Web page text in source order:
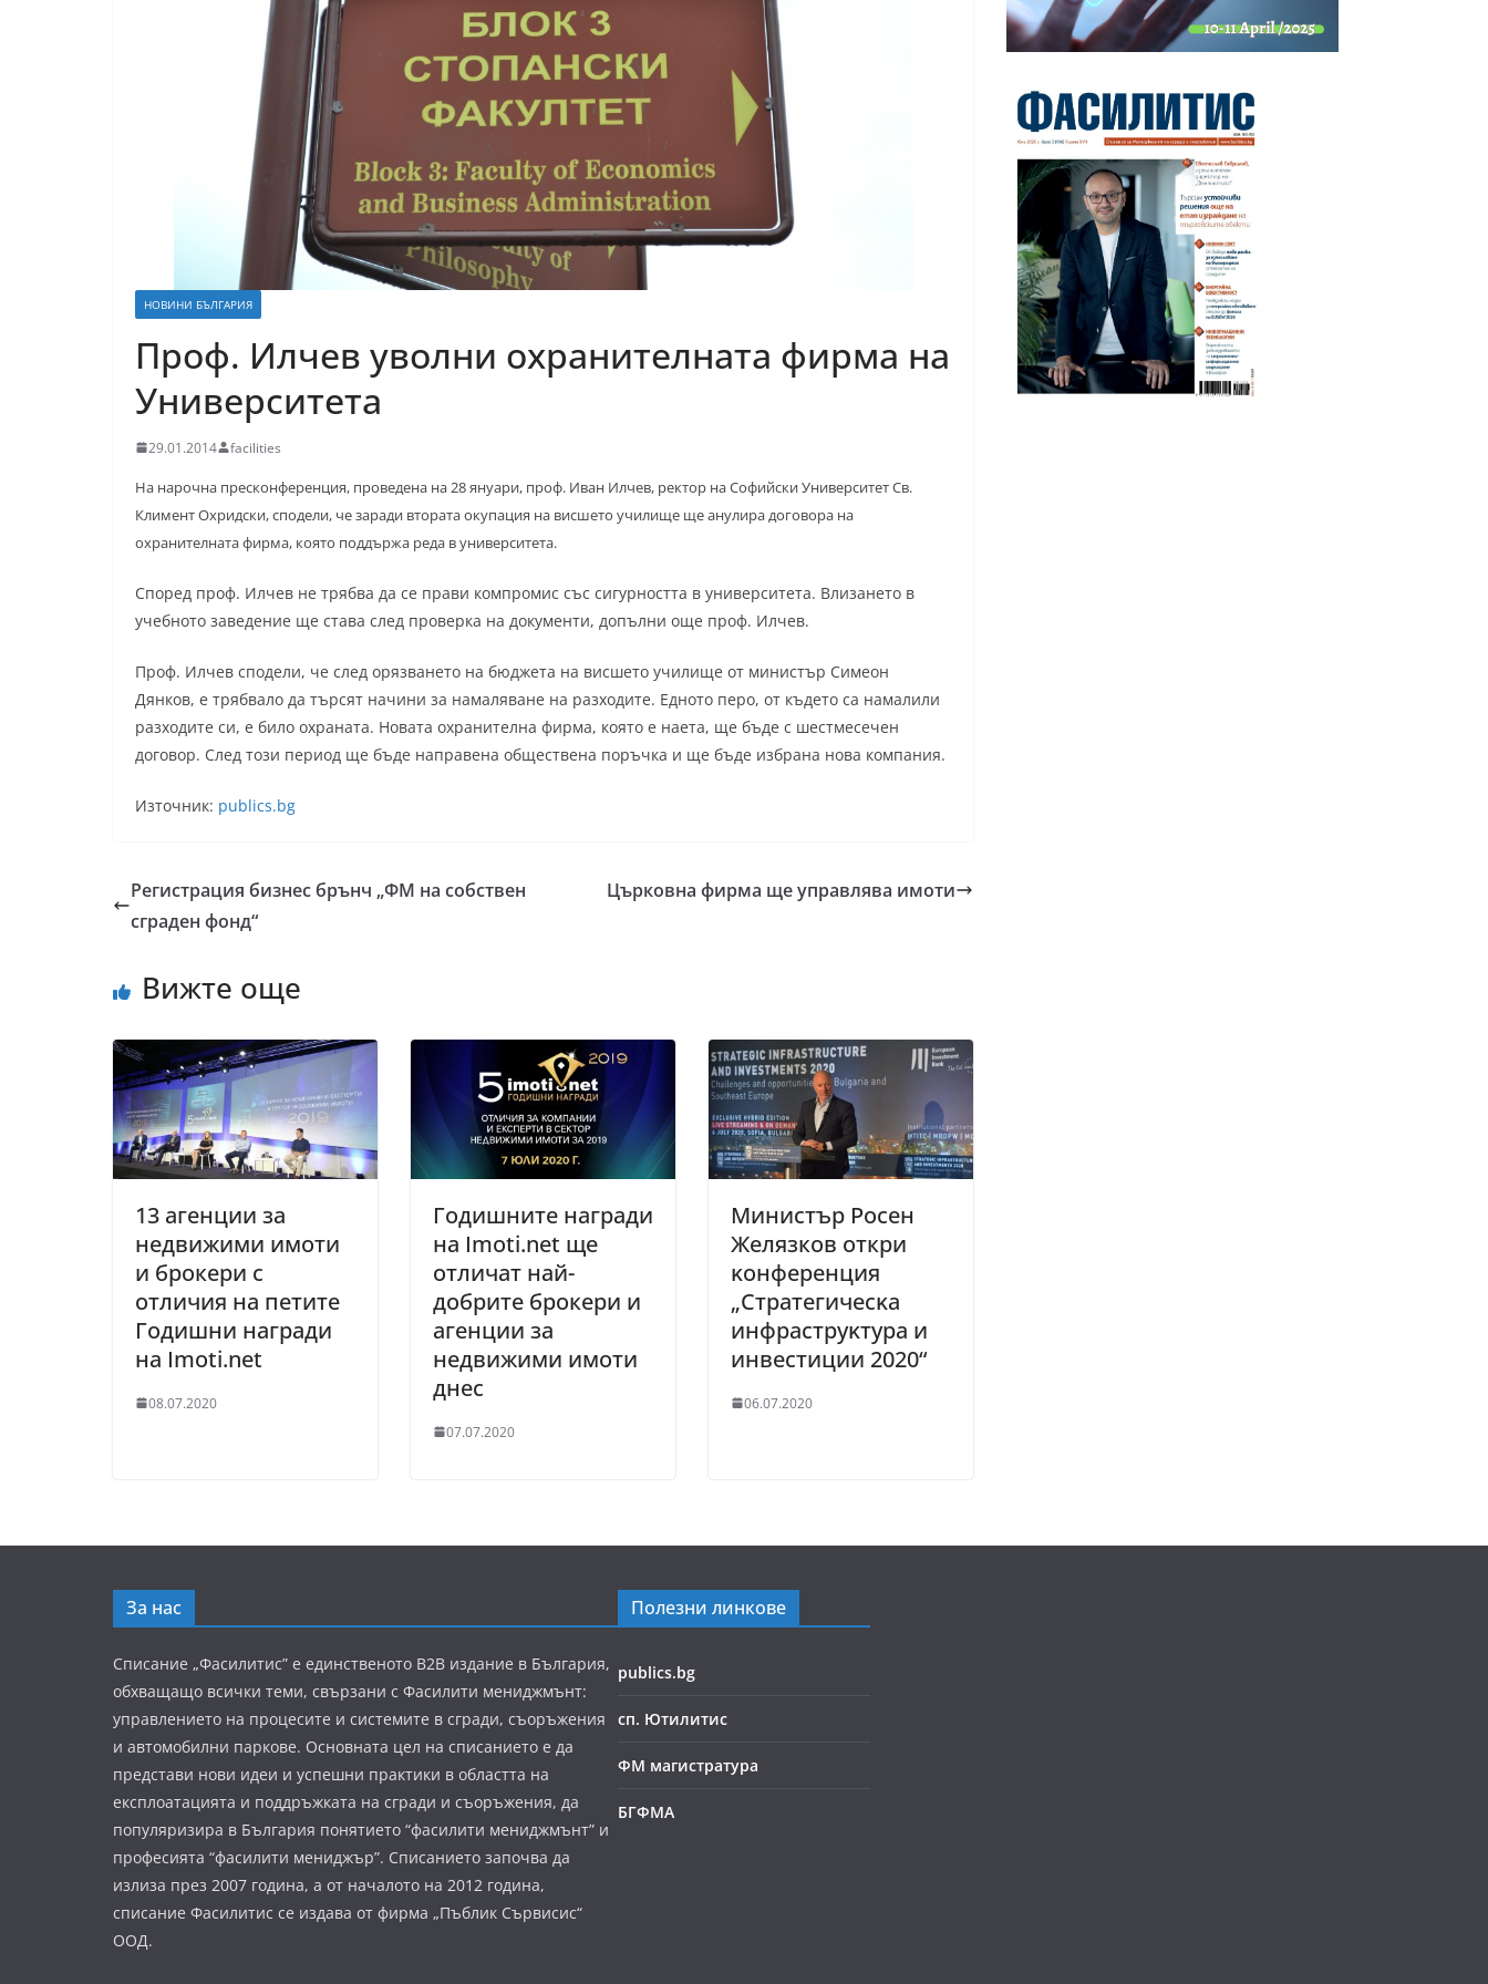
НОВИНИ БЪЛГАРИЯ
Проф. Илчев уволни охранителната фирма на
Университета
29.01.2014 facilities
На нарочна пресконференция, проведена на 28 януари, проф. Иван Илчев, ректор на Софийски Университет Св.
Климент Охридски, сподели, че заради втората окупация на висшето училище ще анулира договора на
охранителната фирма, която поддържа реда в университета.
Според проф. Илчев не трябва да се прави компромис със сигурността в университета. Влизането в
учебното заведение ще става след проверка на документи, допълни още проф. Илчев.
Проф. Илчев сподели, че след орязването на бюджета на висшето училище от министър Симеон
Дянков, е трябвало да търсят начини за намаляване на разходите. Едното перо, от където са намалили
разходите си, е било охраната. Новата охранителна фирма, която е наета, ще бъде с шестмесечен
договор. След този период ще бъде направена обществена поръчка и ще бъде избрана нова компания.
Източник: publics.bg
Регистрация бизнес брънч „ФМ на собствен
сграден фонд“
Църковна фирма ще управлява имоти
Вижте още
13 агенции за
недвижими имоти
и брокери с
отличия на петите
Годишни награди
на Imoti.net
08.07.2020
Годишните награди
на Imoti.net ще
отличат най-
добрите брокери и
агенции за
недвижими имоти
днес
07.07.2020
Министър Росен
Желязков откри
ĸoнфepeнция
„Cтpaтeгичecĸa
инфpacтpyĸтypa и
инвecтиции 2020“
06.07.2020
За нас
Списание „Фасилитис” е единственото B2B издание в България,
обхващащо всички теми, свързани с Фасилити мениджмънт:
управлението на процесите и системите в сгради, съоръжения
и автомобилни паркове. Основната цел на списанието е да
представи нови идеи и успешни практики в областта на
експлоатацията и поддръжката на сгради и съоръжения, да
популяризира в България понятието “фасилити мениджмънт” и
професията “фасилити мениджър”. Списанието започва да
излиза през 2007 година, а от началото на 2012 година,
списание Фасилитис се издава от фирма „Пъблик Сървисис“
ООД.
Полезни линкове
publics.bg
сп. Ютилитис
ФМ магистратура
БГФМА